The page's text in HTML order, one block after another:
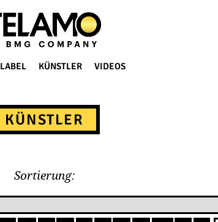
LABEL KÜNSTLER VIDEOS
KÜNSTLER
Sortierung: